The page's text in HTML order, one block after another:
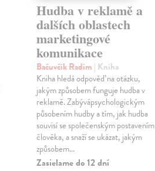
Hudba v reklamě a
dalších oblastech
marketingové
komunikace
Bačuvčík Radim | Kniha
Kniha hledá odpověď na otázku,
jakým způsobem funguje hudba v
reklamě. Zabývápsychologickým
působením hudby a tím, jak hudba
souvisí se společenským postavením
člověka, a snaží se ukázat, jakým
způsobem…
Zasielame do 12 dní